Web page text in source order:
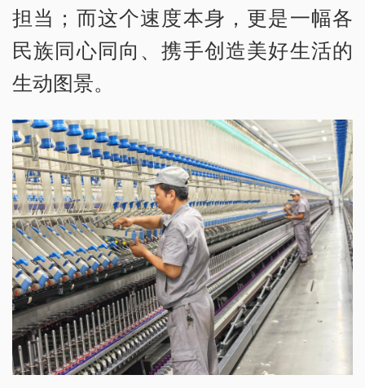
担当；而这个速度本身，更是一幅各
民族同心同向、携手创造美好生活的
生动图景。